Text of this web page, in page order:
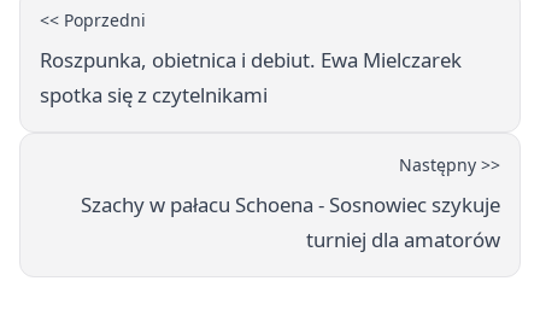
<< Poprzedni
Roszpunka, obietnica i debiut. Ewa Mielczarek
spotka się z czytelnikami
Następny >>
Szachy w pałacu Schoena - Sosnowiec szykuje
turniej dla amatorów